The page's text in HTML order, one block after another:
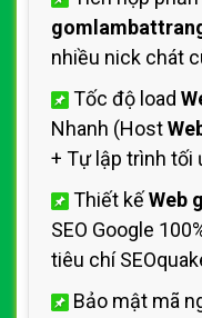
nhiều nick chát
Tốc độ load
Nhanh (Host
+ Tự lập trình tối
Thiết kếWeb
SEO Google
tiêu chí
Bảo mật mã